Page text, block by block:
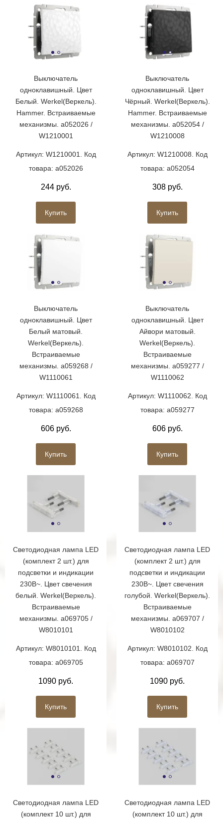
Выключатель
одноклавишный. Цвет
Белый. Werkel(Веркель).
Hammer. Встраиваемые
механизмы. a052026 /
W1210001
Артикул: W1210001. Код
товара: a052026
244 руб.
Купить
Выключатель
одноклавишный. Цвет
Чёрный. Werkel(Веркель).
Hammer. Встраиваемые
механизмы. a052054 /
W1210008
Артикул: W1210008. Код
товара: a052054
308 руб.
Купить
Выключатель
одноклавишный. Цвет
Белый матовый.
Werkel(Веркель).
Встраиваемые
механизмы. a059268 /
W1110061
Артикул: W1110061. Код
товара: a059268
606 руб.
Купить
Выключатель
одноклавишный. Цвет
Айвори матовый.
Werkel(Веркель).
Встраиваемые
механизмы. a059277 /
W1110062
Артикул: W1110062. Код
товара: a059277
606 руб.
Купить
Светодиодная лампа LED
(комплект 2 шт.) для
подсветки и индикации
230В~. Цвет свечения
белый. Werkel(Веркель).
Встраиваемые
механизмы. a069705 /
W8010101
Артикул: W8010101. Код
товара: a069705
1090 руб.
Купить
Светодиодная лампа LED
(комплект 2 шт.) для
подсветки и индикации
230В~. Цвет свечения
голубой. Werkel(Веркель).
Встраиваемые
механизмы. a069707 /
W8010102
Артикул: W8010102. Код
товара: a069707
1090 руб.
Купить
Светодиодная лампа LED
(комплект 10 шт.) для
Светодиодная лампа LED
(комплект 10 шт.) для